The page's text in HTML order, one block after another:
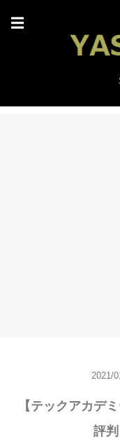
☰
2021/
【テックアカデ
評判